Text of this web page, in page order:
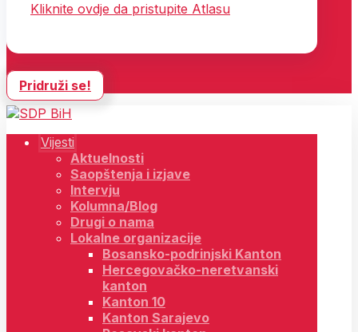
Kliknite ovdje da pristupite Atlasu
Pridruži se!
Vijesti
Aktuelnosti
Saopštenja i izjave
Intervju
Kolumna/Blog
Drugi o nama
Lokalne organizacije
Bosansko-podrinjski Kanton
Hercegovačko-neretvanski
kanton
Kanton 10
Kanton Sarajevo